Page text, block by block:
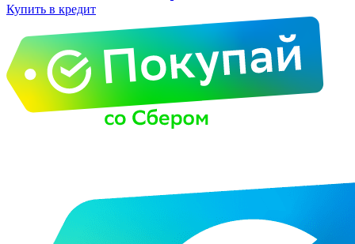
Купить в кредит